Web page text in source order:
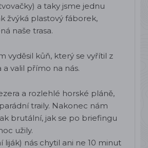
a taky jsme jednu
žvýká plastový fáborek,
naše trasa.
vyděsil kůň, který se vyřítil z
a valil přímo na nás.
a rozlehlé horské pláně,
traily. Nakonec nám
brutální, jak se po briefingu
užily.
liják) nás chytil ani ne 10 minut